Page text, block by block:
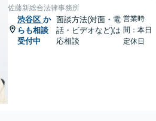
佐藤新総合法律事務所
渋谷区 か
らも相談
受付中
面談方法(対面・電
話・ビデオなど)は
応相談
営業時
間：本日
定休日